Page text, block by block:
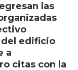
las
del edificio
a
citas con la